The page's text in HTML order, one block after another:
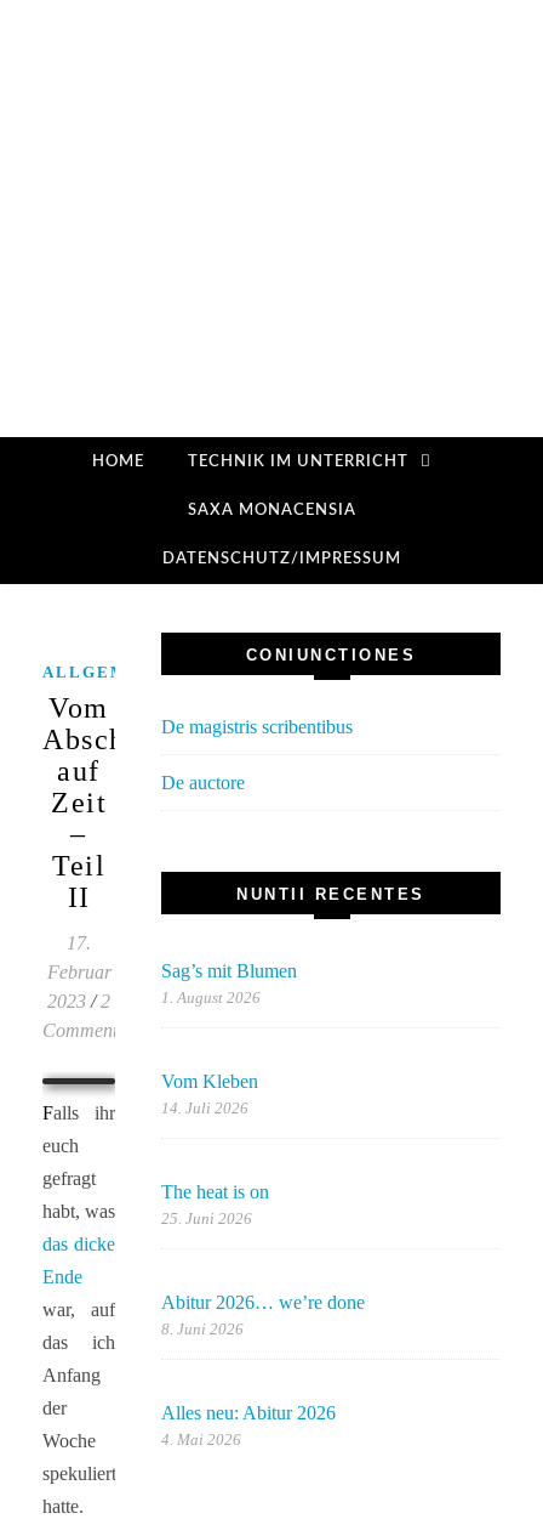
HOME TECHNIK IM UNTERRICHT
SAXA MONACENSIA
DATENSCHUTZ/IMPRESSUM
ALLGEMEINES,PÄDAGOGIK UNTERRICHT
Vom
Abschied
auf
Zeit
–
Teil
II
17.
Februar
2023 / 2
Comments
Falls ihr
euch
gefragt
habt, was
das dicke
Ende
war, auf
das ich
Anfang
der
Woche
spekuliert
hatte.
CONIUNCTIONES
De magistris scribentibus
De auctore
NUNTII RECENTES
Sag’s mit Blumen
1. August 2026
Vom Kleben
14. Juli 2026
The heat is on
25. Juni 2026
Abitur 2026… we’re done
8. Juni 2026
Alles neu: Abitur 2026
4. Mai 2026